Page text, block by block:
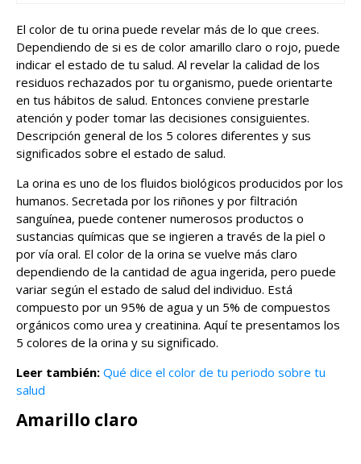
El color de tu orina puede revelar más de lo que crees.
Dependiendo de si es de color amarillo claro o rojo, puede
indicar el estado de tu salud. Al revelar la calidad de los
residuos rechazados por tu organismo, puede orientarte
en tus hábitos de salud. Entonces conviene prestarle
atención y poder tomar las decisiones consiguientes.
Descripción general de los 5 colores diferentes y sus
significados sobre el estado de salud.
La orina es uno de los fluidos biológicos producidos por los
humanos. Secretada por los riñones y por filtración
sanguínea, puede contener numerosos productos o
sustancias químicas que se ingieren a través de la piel o
por vía oral. El color de la orina se vuelve más claro
dependiendo de la cantidad de agua ingerida, pero puede
variar según el estado de salud del individuo. Está
compuesto por un 95% de agua y un 5% de compuestos
orgánicos como urea y creatinina. Aquí te presentamos los
5 colores de la orina y su significado.
Leer también: Qué dice el color de tu periodo sobre tu
salud
Amarillo claro